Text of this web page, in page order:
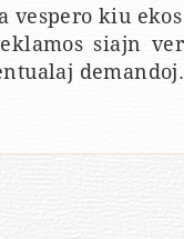
vespero kiu
siajn
demandoj.